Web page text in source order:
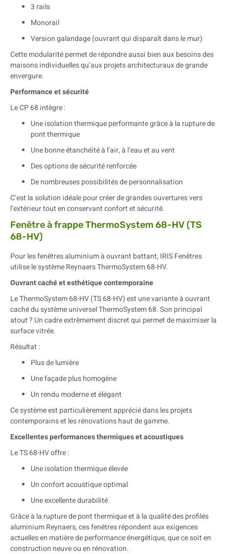
3 rails
Monorail
Version galandage (ouvrant qui disparaît dans le mur)
Cette modularité permet de répondre aussi bien aux besoins des
maisons individuelles qu’aux projets architecturaux de grande
envergure.
Performance et sécurité
Le CP 68 intègre :
Une isolation thermique performante grâce à la rupture de
pont thermique
Une bonne étanchéité à l’air, à l’eau et au vent
Des options de sécurité renforcée
De nombreuses possibilités de personnalisation
C’est la solution idéale pour créer de grandes ouvertures vers
l’extérieur tout en conservant confort et sécurité.
Fenêtre à frappe ThermoSystem 68-HV (TS
68-HV)
Pour les fenêtres aluminium à ouvrant battant, IRIS Fenêtres
utilise le système Reynaers ThermoSystem 68-HV.
Ouvrant caché et esthétique contemporaine
Le ThermoSystem 68-HV (TS 68-HV) est une variante à ouvrant
caché du système universel ThermoSystem 68. Son principal
atout ? Un cadre extrêmement discret qui permet de maximiser la
surface vitrée.
Résultat :
Plus de lumière
Une façade plus homogène
Un rendu moderne et élégant
Ce système est particulièrement apprécié dans les projets
contemporains et les rénovations haut de gamme.
Excellentes performances thermiques et acoustiques
Le TS 68-HV offre :
Une isolation thermique élevée
Un confort acoustique optimal
Une excellente durabilité
Grâce à la rupture de pont thermique et à la qualité des profilés
aluminium Reynaers, ces fenêtres répondent aux exigences
actuelles en matière de performance énergétique, que ce soit en
construction neuve ou en rénovation.